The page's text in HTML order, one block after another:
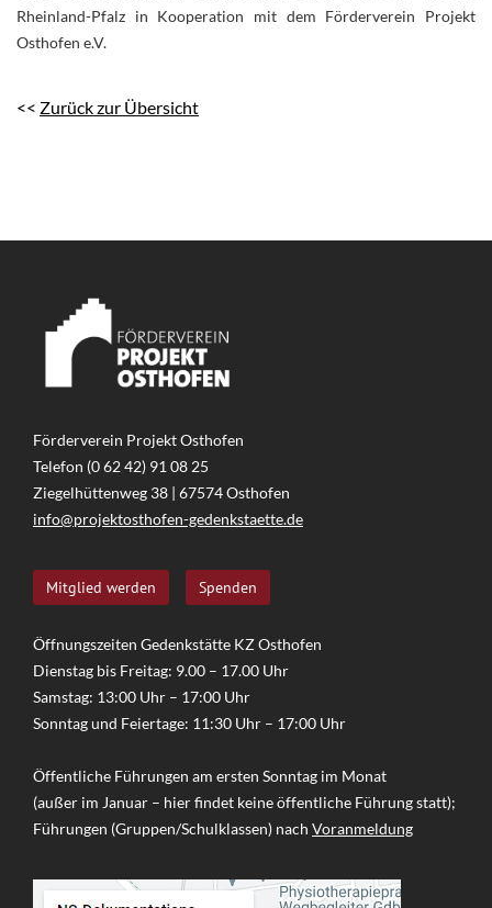
Rheinland-Pfalz in Kooperation mit dem Förderverein Projekt
Osthofen e.V.
<< Zurück zur Übersicht
Förderverein Projekt Osthofen
Telefon (0 62 42) 91 08 25
Ziegelhüttenweg 38 | 67574 Osthofen
info@projektosthofen-gedenkstaette.de
Mitglied werden Spenden
Öffnungszeiten Gedenkstätte KZ Osthofen
Dienstag bis Freitag: 9.00 – 17.00 Uhr
Samstag: 13:00 Uhr – 17:00 Uhr
Sonntag und Feiertage: 11:30 Uhr – 17:00 Uhr
Öffentliche Führungen am ersten Sonntag im Monat
(außer im Januar – hier findet keine öffentliche Führung statt);
Führungen (Gruppen/Schulklassen) nach Voranmeldung